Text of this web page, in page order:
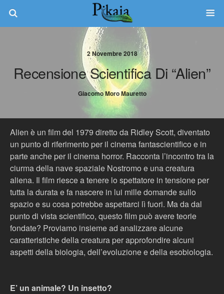
2 Novembre 2018
Recensione Scientifica Di “Alien”
Giacomo Moro Mauretto
Alien è un film del 1979 diretto da Ridley Scott, diventato
un punto di riferimento per il cinema fantascientifico e in
parte anche per il cinema horror. Racconta l’incontro tra la
ciurma della nave spaziale Nostromo e una creatura
aliena. Il film riesce a tenere lo spettatore in tensione per
tutta la durata e fa nascere in lui mille domande sullo
spazio e su cosa potrebbe aspettarci lì fuori. Ma da dal
punto di vista scientifico, questo film può avere teorie
fondate? Proviamo insieme ad analizzare alcune
caratteristiche della creatura per approfondire alcuni
aspetti della biologia, dell’evoluzione e della esobiologia.
E’ un animale? Un insetto?